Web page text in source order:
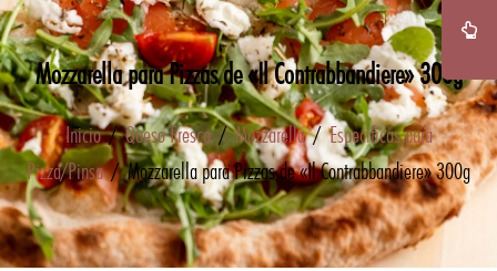
Mozzarella para Pizzas de «Il Contrabbandiere» 300g
Inicio/Queso Fresco/Mozzarella/Especificas para
Pizza/Pinsa/ Mozzarella para Pizzas de «Il Contrabbandiere» 300g